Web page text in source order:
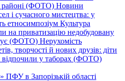
районі (ФОТО) Новини
і сучасного мистецтва: у
етносимпозіум Культура
на приватизацію недобудовану
(ФОТО) Нерухомість
творчості й нових друзів: діти
відпочили у таборах (ФОТО)
ПФУ в Запорізькій області